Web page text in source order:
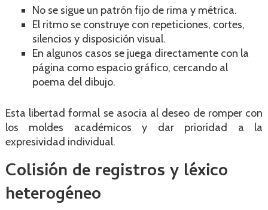
No se sigue un patrón fijo de rima y métrica.
El ritmo se construye con repeticiones, cortes,
silencios y disposición visual.
En algunos casos se juega directamente con la
página como espacio gráfico, cercando al
poema del dibujo.
Esta libertad formal se asocia al deseo de romper con
los moldes académicos y dar prioridad a la
expresividad individual.
Colisión de registros y léxico
heterogéneo